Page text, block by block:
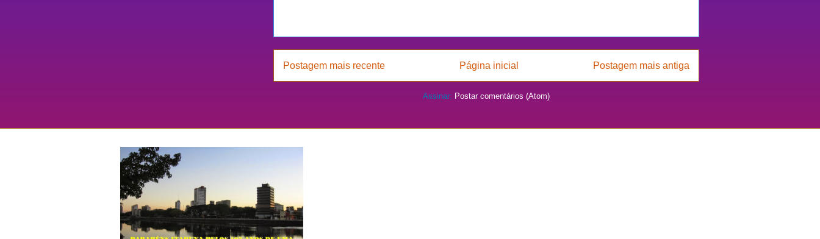
Postagem mais recente Postagem mais antiga
Página inicial
Assinar: Postar comentários (Atom)